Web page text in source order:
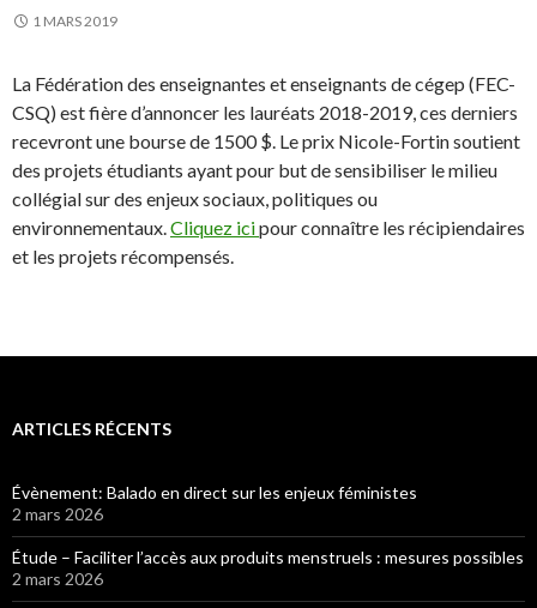
1 MARS 2019
La Fédération des enseignantes et enseignants de cégep (FEC-
CSQ) est fière d’annoncer les lauréats 2018-2019, ces derniers
recevront une bourse de 1500 $. Le prix Nicole-Fortin soutient
des projets étudiants ayant pour but de sensibiliser le milieu
collégial sur des enjeux sociaux, politiques ou
environnementaux. Cliquez icipour connaître les récipiendaires
et les projets récompensés.
ARTICLES RÉCENTS
Évènement: Balado en direct sur les enjeux féministes
2 mars 2026
Étude – Faciliter l’accès aux produits menstruels : mesures possibles
2 mars 2026